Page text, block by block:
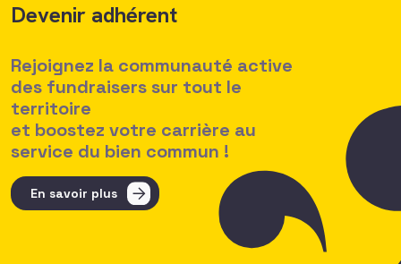
Devenir adhérent
Rejoignez la communauté active
des fundraisers sur tout le
territoire
et boostez votre carrière au
service du bien commun !
En savoir plus